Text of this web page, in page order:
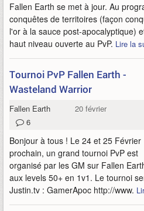
Fallen Earth se met à jour. Au
conquêtes de territoires (façon
l'or à la sauce post-apocalyptique)
haut niveau ouverte au PvP. Lire la
Tournoi PvP Fallen Earth -
Wasteland Warrior
Fallen Earth
20 février 2012
6
Bonjour à tous ! Le 24 et 25 Février
prochain, un grand tournoi PvP est
organisé par les GM sur Fallen
aux levels 50+ en 1v1. Le tournoi
Justin.tv : GamerApoc http://www.